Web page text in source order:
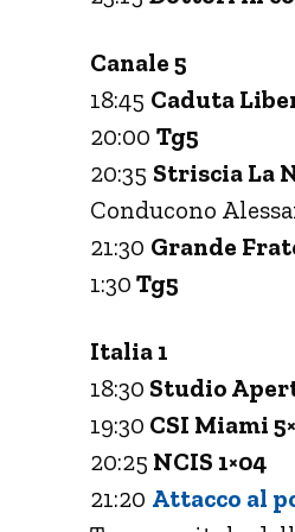
Canale 5
18:45 Caduta
20:00 Tg5
20:35 Striscia La
Conducono
21:30 Grande
1:30 Tg5
Italia 1
18:30 Studio
19:30 CSI Miami
20:25 NCIS 1×04
21:20 Attacco al